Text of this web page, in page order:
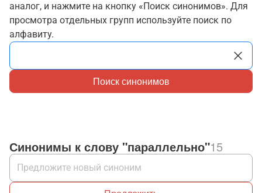
аналог, и нажмите на кнопку «Поиск синонимов». Для
просмотра отдельных групп используйте поиск по
алфавиту.
Поиск синонимов
Синонимы к слову "параллельно"15